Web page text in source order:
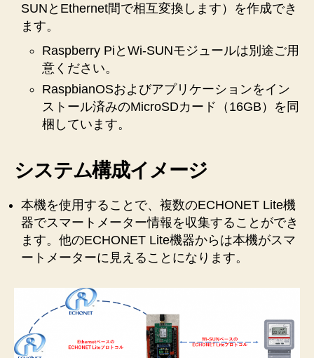
SUNとEthernet間で相互変換します）を作成でき
ます。
Raspberry PiとWi-SUNモジュールは別途ご用
意ください。
RaspbianOSおよびアプリケーションをイン
ストール済みのMicroSDカード（16GB）を同
梱しています。
システム構成イメージ
本機を使用することで、複数のECHONET Lite機
器でスマートメーター情報を収集することができ
ます。他のECHONET Lite機器からは本機がスマ
ートメーターに見えることになります。